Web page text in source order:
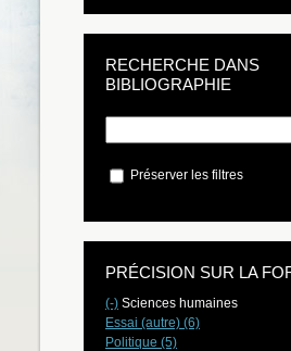
RECHERCHE DANS
BIBLIOGRAPHIE
Préserver les filtres
PRÉCISION SUR LA
(-) Sciences humaines
Essai (autre) (6)
Politique (5)